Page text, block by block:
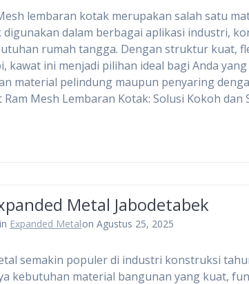
lembaran kotak merupakan salah satu
digunakan dalam berbagai aplikasi industri,
rumah tangga. Dengan struktur kuat,
kawat ini menjadi pilihan ideal bagi Anda yang
material pelindung maupun penyaring
Ram Mesh Lembaran Kotak: Solusi Kokoh dan
Metal Jabodetabek
in Expanded Metalon Agustus 25, 2025
semakin populer di industri konstruksi
kebutuhan material bangunan yang kuat,